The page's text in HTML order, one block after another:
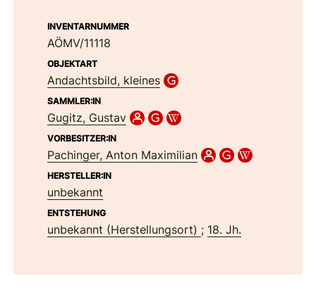
INVENTARNUMMER
AÖMV/11118
OBJEKTART
Andachtsbild, kleines
SAMMLER:IN
Gugitz, Gustav
VORBESITZER:IN
Pachinger, Anton Maximilian
HERSTELLER:IN
unbekannt
ENTSTEHUNG
unbekannt (Herstellungsort) ; 18. Jh.